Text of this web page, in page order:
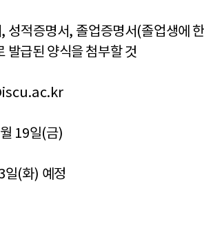
, 성적증명서, 졸업증명서(졸업생에
발급된 양식을 첨부할 것
월 19일(금)
일(화) 예정